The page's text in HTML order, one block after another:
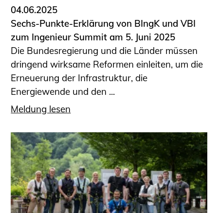
Büronachfolge
Zusatzqualifikationen
Geschützter Bereich
Informationen für Auftraggeber und
Verbraucher
Ingenieursuche (Mitglieder der IK-Bau
NRW)
Fachlisten
Informationen für Schülerinnen,
Schüler und Studierende
Projekte für Schülerinnen und Schüler
START.ING. Das Studierenden Praxis-
Programm
Wissenswertes für Studierende
04.06.2025
Sechs-Punkte-Erklärung von BIngK und VBI
zum Ingenieur Summit am 5. Juni 2025
Die Bundesregierung und die Länder müssen
dringend wirksame Reformen einleiten, um die
Erneuerung der Infrastruktur, die
Energiewende und den ...
Meldung lesen